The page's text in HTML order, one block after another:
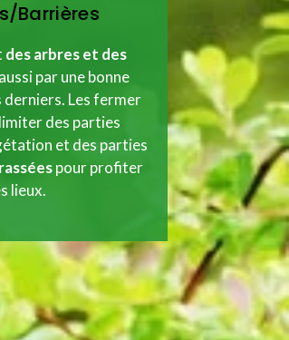
Barrières
des arbres et des
par une bonne
derniers. Les fermer
des parties
et des parties
pour profiter
lieux.